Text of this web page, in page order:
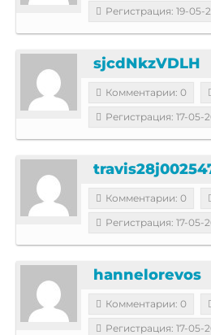
Регистрация: 19-05-
sjcdNkzVDLH
Комментарии: 0
Регистрация: 17-05-
Комментарии: 0
Регистрация: 17-05-
hannelorevos
Комментарии: 0
Регистрация: 17-05-